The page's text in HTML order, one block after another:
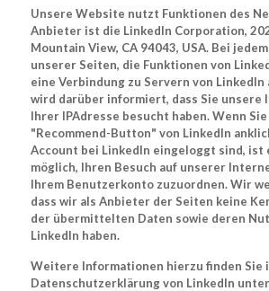
Unsere Website nutzt Funktionen des
Anbieter ist die LinkedIn Corporation,
Mountain View, CA 94043, USA. Bei
unserer Seiten, die Funktionen von
eine Verbindung zu Servern von LinkedIn
wird darüber informiert, dass Sie
Ihrer IPAdresse besucht haben. Wenn Sie
"Recommend-Button" von LinkedIn
Account bei LinkedIn eingeloggt sind, ist
möglich, Ihren Besuch auf unserer
Ihrem Benutzerkonto zuzuordnen. Wir
dass wir als Anbieter der Seiten keine
der übermittelten Daten sowie deren
LinkedIn haben.
Weitere Informationen hierzu finden Sie
Datenschutzerklärung von LinkedIn